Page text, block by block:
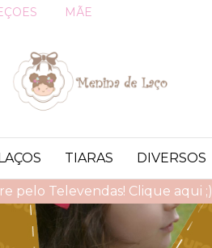
MÃE
pelo Televendas! Clique aqui ;)
TIARAS DIVERSOS